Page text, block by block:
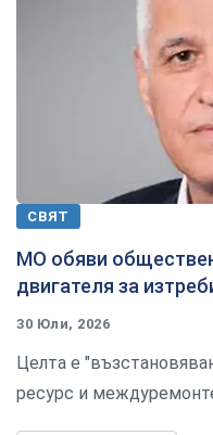
СВЯТ
МО обяви
двигателя за
30 Юли, 2026
Целта е
ресурс и